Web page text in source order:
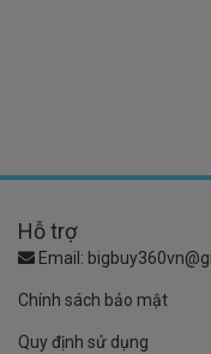
Hỗ trợ
Email:
Chính sách bảo mật
Quy định sử dụng